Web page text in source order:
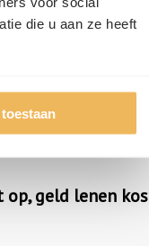
die u aan ze heeft
& ADVIES
hogere slaagkans voor
of bij lenen?
op, geld lenen